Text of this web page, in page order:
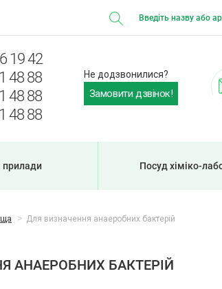
19 42
48 88
48 88
48 88
Не додзвонилися?
Замовити дзвінок!
прилади Посуд хіміко-
Для визначення анаеробних бактерій
АНАЕРОБНИХ БАКТЕРІЙ